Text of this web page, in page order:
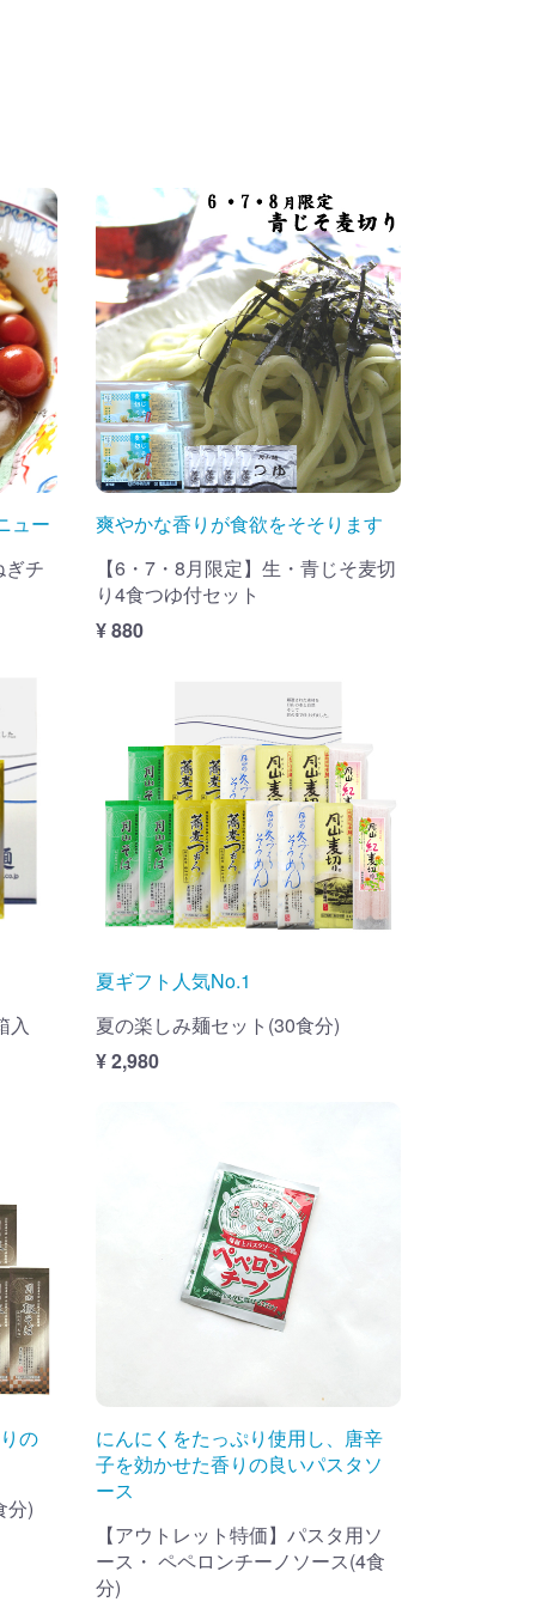
ュー
チ
爽やかな香りが食欲をそそります
【6・7・8月限定】生・青じそ麦切
り4食つゆ付セット
¥ 880
入
夏ギフト人気No.1
夏の楽しみ麺セット(30食分)
¥ 2,980
の
分)
にんにくをたっぷり使用し、唐辛
子を効かせた香りの良いパスタソ
ース
【アウトレット特価】パスタ用ソ
ース・ ペペロンチーノソース(4食
分)